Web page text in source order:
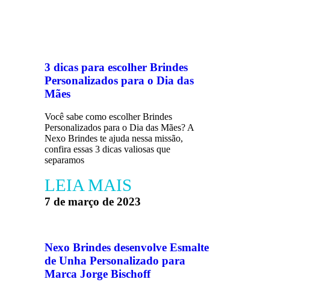
3 dicas para escolher Brindes
Personalizados para o Dia das
Mães
Você sabe como escolher Brindes
Personalizados para o Dia das Mães? A
Nexo Brindes te ajuda nessa missão,
confira essas 3 dicas valiosas que
separamos
LEIA MAIS
7 de março de 2023
Nexo Brindes desenvolve Esmalte
de Unha Personalizado para
Marca Jorge Bischoff